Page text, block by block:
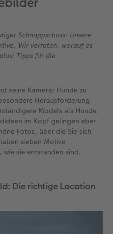
Poster
Kommunion
Fineline
Schenken
Schnappschuss: Unsere
Wir verraten, worauf es
Tipps für die
seine Kamera: Hunde zu
Herausforderung.
Models als Hunde.
im Kopf gelingen aber
Fotos, über die Sie sich
sieben Motive
sie entstanden sind.
Die richtige Location